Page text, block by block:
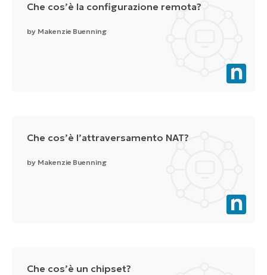
Che cos’è la configurazione remota?
by Makenzie Buenning
Che cos’è l’attraversamento NAT?
by Makenzie Buenning
Che cos’è un chipset?